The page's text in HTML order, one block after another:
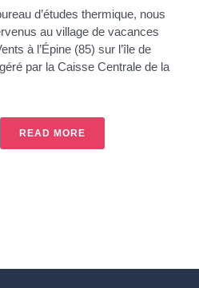
d’études thermique, nous
au village de vacances
à l’Épine (85) sur l’île de
par la Caisse Centrale de la
READ MORE